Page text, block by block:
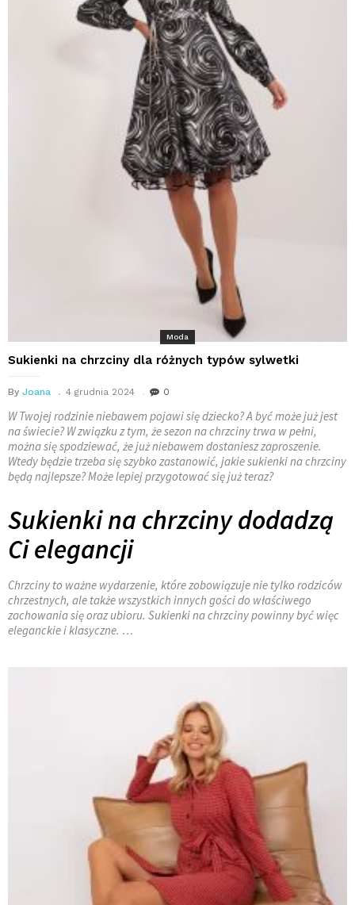
Moda
Sukienki na chrzciny dla różnych typów sylwetki
By Joana 4 grudnia 2024 0
W Twojej rodzinie niebawem pojawi się dziecko? A być może już jest
na świecie? W związku z tym, że sezon na chrzciny trwa w pełni,
można się spodziewać, że już niebawem dostaniesz zaproszenie.
Wtedy będzie trzeba się szybko zastanowić, jakie sukienki na chrzciny
będą najlepsze? Może lepiej przygotować się już teraz?
Sukienki na chrzciny dodadzą
Ci elegancji
Chrzciny to ważne wydarzenie, które zobowiązuje nie tylko rodziców
chrzestnych, ale także wszystkich innych gości do właściwego
zachowania się oraz ubioru. Sukienki na chrzciny powinny być więc
eleganckie i klasyczne. …